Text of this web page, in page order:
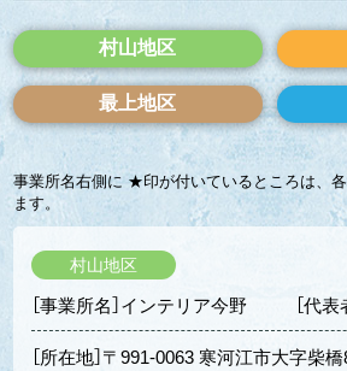
村山地区
最上地区
事業所名右側に ★印が付いているところは、
ます。
村山地区
［事業所名］インテリア今野 ［代
［所在地］〒991-0063 寒河江市大字柴